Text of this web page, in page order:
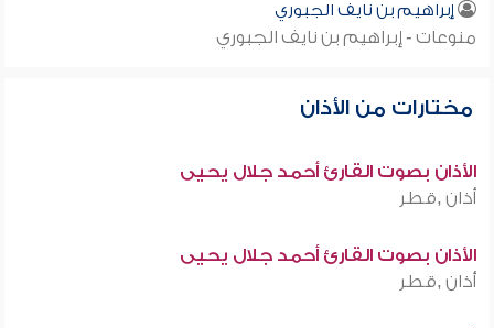
إبراهيم بن نايف الجبوري
منوعات - إبراهيم بن نايف الجبوري
مختارات من الأذان
الأذان بصوت القارئ أحمد جلال يحيى
أذان ,قطر
الأذان بصوت القارئ أحمد جلال يحيى
أذان ,قطر